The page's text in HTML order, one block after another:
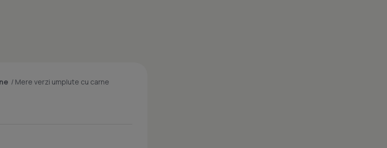
/ Mere verzi umplute cu carne